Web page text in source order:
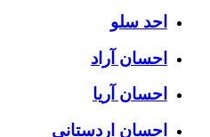
احد سلو
احسان آراد
احسان آریا
احسان اردستانی